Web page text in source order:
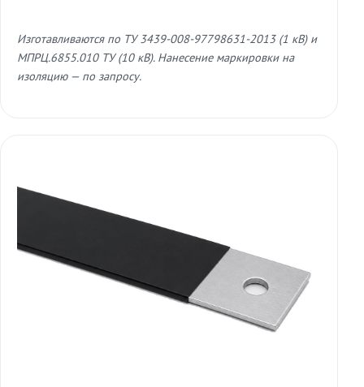
Изготавливаются по ТУ 3439-008-97798631-2013 (1 кВ) и
МПРЦ.6855.010 ТУ (10 кВ). Нанесение маркировки на
изоляцию — по запросу.